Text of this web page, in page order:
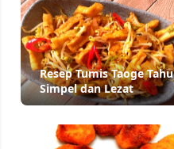
Resep Tumis Taoge Tahu
Simpel dan Lezat